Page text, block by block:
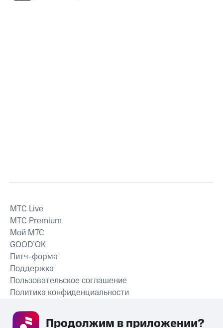
СКАЧАТЬ ПРИЛОЖЕНИЕ
MTС Live
MTС Premium
Мой МТС
GOOD’OK
Питч-форма
Поддержка
Пользовательское соглашение
Политика конфиденциальности